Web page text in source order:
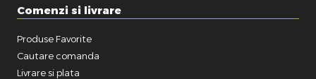
Comenzi si livrare
Produse Favorite
Cautare comanda
Livrare si plata